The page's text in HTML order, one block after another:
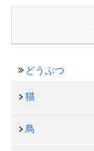
どうぶつ
猫
鳥